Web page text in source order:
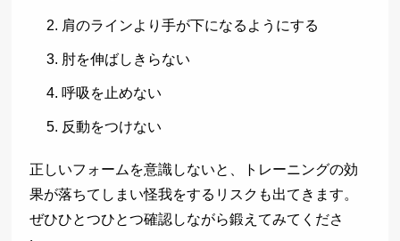
肩のラインより手が下になるようにする
肘を伸ばしきらない
呼吸を止めない
反動をつけない
正しいフォームを意識しないと、トレーニングの効
果が落ちてしまい怪我をするリスクも出てきます。
ぜひひとつひとつ確認しながら鍛えてみてくださ